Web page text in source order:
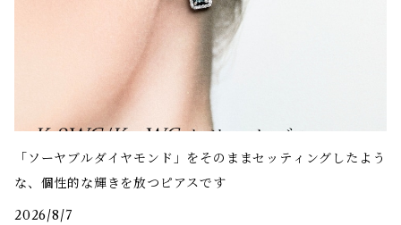
「ソーヤブルダイヤモンド」をそのままセッティングしたよう
な、個性的な輝きを放つピアスです
2026/8/7